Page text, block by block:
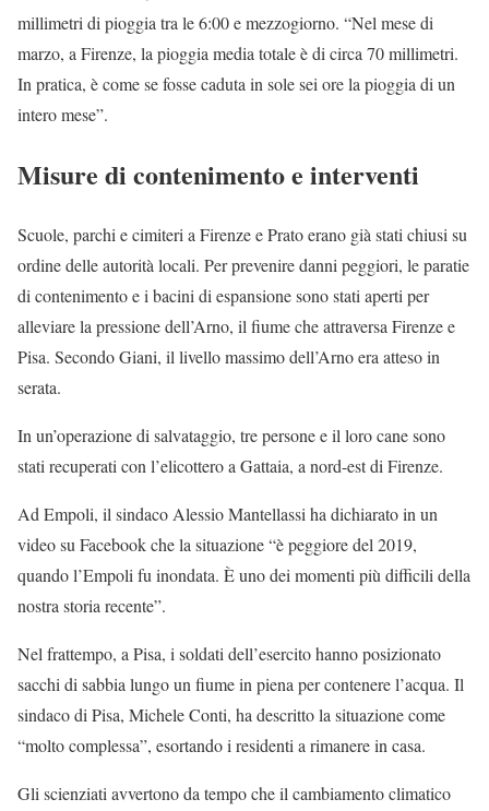
millimetri di pioggia tra le 6:00 e mezzogiorno. “Nel mese di
marzo, a Firenze, la pioggia media totale è di circa 70 millimetri.
In pratica, è come se fosse caduta in sole sei ore la pioggia di un
intero mese”.
Misure di contenimento e interventi
Scuole, parchi e cimiteri a Firenze e Prato erano già stati chiusi su
ordine delle autorità locali. Per prevenire danni peggiori, le paratie
di contenimento e i bacini di espansione sono stati aperti per
alleviare la pressione dell’Arno, il fiume che attraversa Firenze e
Pisa. Secondo Giani, il livello massimo dell’Arno era atteso in
serata.
In un’operazione di salvataggio, tre persone e il loro cane sono
stati recuperati con l’elicottero a Gattaia, a nord-est di Firenze.
Ad Empoli, il sindaco Alessio Mantellassi ha dichiarato in un
video su Facebook che la situazione “è peggiore del 2019,
quando l’Empoli fu inondata. È uno dei momenti più difficili della
nostra storia recente”.
Nel frattempo, a Pisa, i soldati dell’esercito hanno posizionato
sacchi di sabbia lungo un fiume in piena per contenere l’acqua. Il
sindaco di Pisa, Michele Conti, ha descritto la situazione come
“molto complessa”, esortando i residenti a rimanere in casa.
Gli scienziati avvertono da tempo che il cambiamento climatico